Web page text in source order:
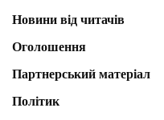
Новини від читачів
Оголошення
Партнерський матеріал
Політик